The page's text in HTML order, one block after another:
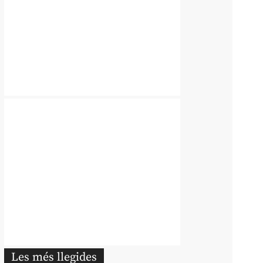
Les més llegides